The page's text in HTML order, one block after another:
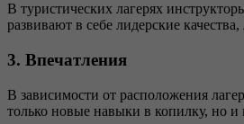
В туристических лагерях
развивают в себе лидерские
3. Впечатления
В зависимости от расположения
только новые навыки в копилку, но и